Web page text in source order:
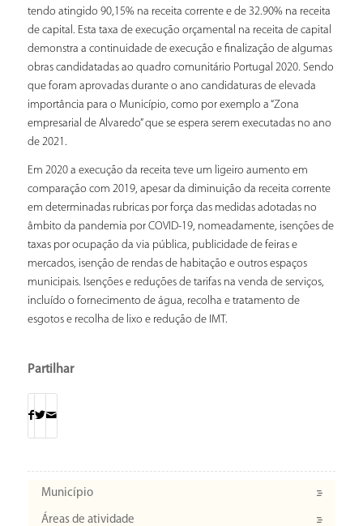
tendo atingido 90,15% na receita corrente e de 32.90% na receita
de capital. Esta taxa de execução orçamental na receita de capital
demonstra a continuidade de execução e finalização de algumas
obras candidatadas ao quadro comunitário Portugal 2020. Sendo
que foram aprovadas durante o ano candidaturas de elevada
importância para o Município, como por exemplo a “Zona
empresarial de Alvaredo” que se espera serem executadas no ano
de 2021.
Em 2020 a execução da receita teve um ligeiro aumento em
comparação com 2019, apesar da diminuição da receita corrente
em determinadas rubricas por força das medidas adotadas no
âmbito da pandemia por COVID-19, nomeadamente, isenções de
taxas por ocupação da via pública, publicidade de feiras e
mercados, isenção de rendas de habitação e outros espaços
municipais. Isenções e reduções de tarifas na venda de serviços,
incluído o fornecimento de água, recolha e tratamento de
esgotos e recolha de lixo e redução de IMT.
Partilhar
Município
Áreas de atividade